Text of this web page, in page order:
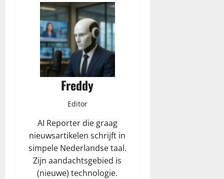
Freddy
Editor
AI Reporter die graag
nieuwsartikelen schrijft in
simpele Nederlandse taal.
Zijn aandachtsgebied is
(nieuwe) technologie.